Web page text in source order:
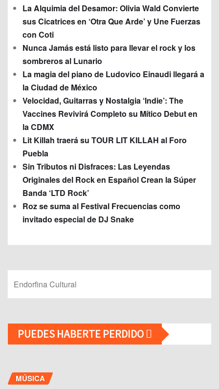
La Alquimia del Desamor: Olivia Wald Convierte
sus Cicatrices en ‘Otra Que Arde’ y Une Fuerzas
con Coti
Nunca Jamás está listo para llevar el rock y los
sombreros al Lunario
La magia del piano de Ludovico Einaudi llegará a
la Ciudad de México
Velocidad, Guitarras y Nostalgia ‘Indie’: The
Vaccines Revivirá Completo su Mítico Debut en
la CDMX
Lit Killah traerá su TOUR LIT KILLAH al Foro
Puebla
Sin Tributos ni Disfraces: Las Leyendas
Originales del Rock en Español Crean la Súper
Banda ‘LTD Rock’
Roz se suma al Festival Frecuencias como
invitado especial de DJ Snake
Endorfina Cultural
PUEDES HABERTE PERDIDO
MÚSICA